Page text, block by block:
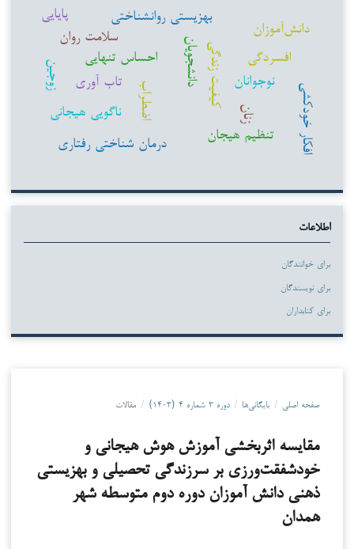
اضطراب
دانشجویانکیفیت زندگی نوجوانان
افسردگی
بهزیستی روانشناختی
دانش‌آموزان
زنان
تنظیم هیجان
درمان شناختی رفتاری
ناگویی هیجانی
احساس تنهایی
زوجین
افکار خودکشی
تاب آوری
سلامت روان
پایایی
اطلاعات
برای خوانندگان
برای نویسندگان
برای کتابداران
صفحه اصلی / بایگانی‌ها / دوره ۳ شماره ۴ (۱۴۰۳) / مقالات
مقایسه اثربخشی آموزش هوش هیجانی و
خودشفقت‌ورزی بر سرزندگی تحصیلی و بهزیستی
ذهنی دانش آموزان دوره دوم متوسطه شهر
همدان